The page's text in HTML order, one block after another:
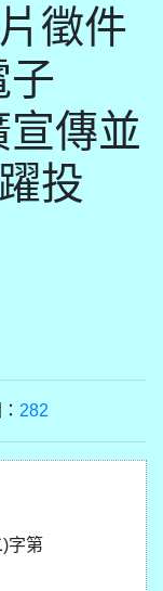
徵件
子
傳並
投
282
字第